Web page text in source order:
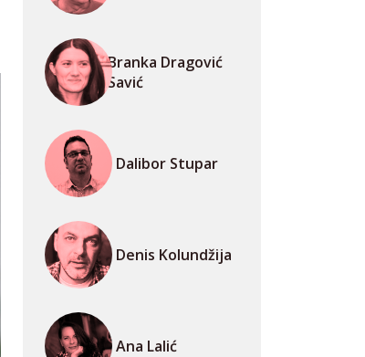
Branka Dragović
Savić
Dalibor Stupar
Denis Kolundžija
Ana Lalić